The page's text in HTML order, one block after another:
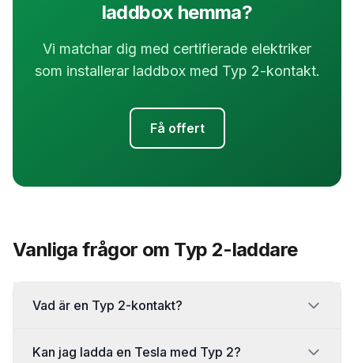
laddbox hemma?
Vi matchar dig med certifierade elektriker
som installerar laddbox med Typ 2-kontakt.
Få offert
Vanliga frågor om Typ 2-laddare
Vad är en Typ 2-kontakt?
Kan jag ladda en Tesla med Typ 2?